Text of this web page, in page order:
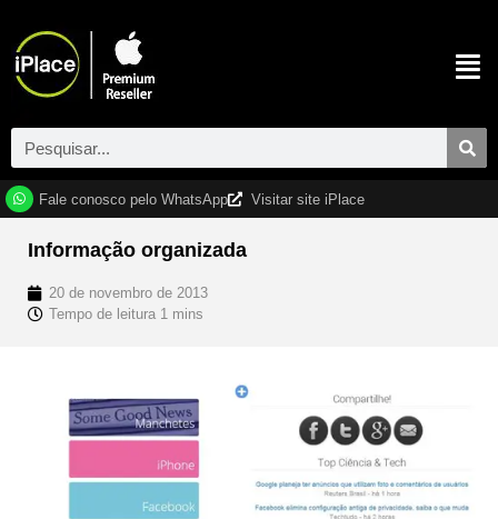
Fale conosco pelo WhatsApp Visitar site iPlace
Informação organizada
20 de novembro de 2013